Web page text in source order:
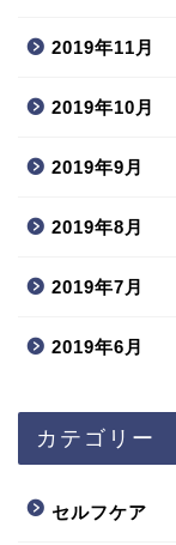
2019年11月
2019年10月
2019年9月
2019年8月
2019年7月
2019年6月
カテゴリー
セルフケア